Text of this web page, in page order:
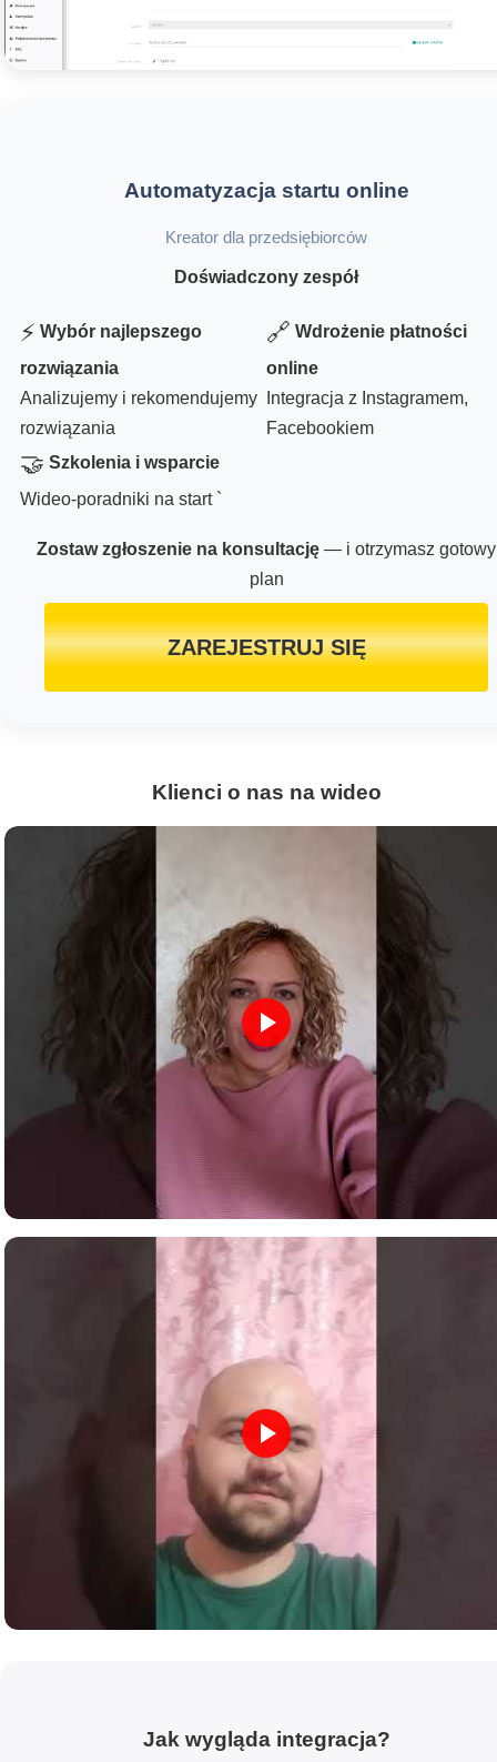
Automatyzacja startu online
Kreator dla przedsiębiorców
Doświadczony zespół
⚡ Wybór najlepszego
rozwiązania
Analizujemy i rekomendujemy
rozwiązania
🔗 Wdrożenie płatności
online
Integracja z Instagramem,
Facebookiem
🤝 Szkolenia i wsparcie
Wideo-poradniki na start `
Zostaw zgłoszenie na konsultację — i otrzymasz gotowy
plan
ZAREJESTRUJ SIĘ
Klienci o nas na wideo
Jak wygląda integracja?